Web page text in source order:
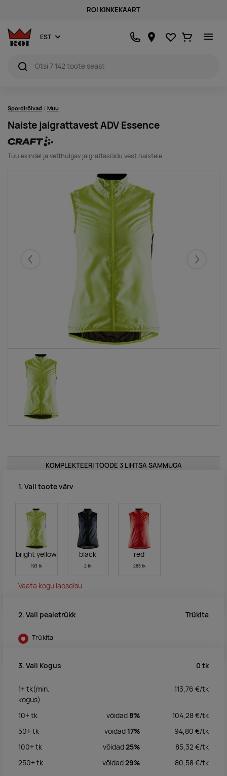
ROI KINKEKAART
EST Lemmikud
Ostukorv
Spordirõivad Muu
Naiste jalgrattavest ADV Essence
Tuulekindel ja vetthülgav jalgrattasõidu vest naistele.
Eelmised
KOMPLEKTEERI TOODE 3 LIHTSA SAMMUGA
1. Vali toote värv
bright yellow
193 tk
black
2 tk
red
285 tk
Vaata kogu laoseisu
2. Vali pealetrükk Trükita
Trükita
3. Vali Kogus 0 tk
1+tk(min.
kogus)
113,76 €/tk
10+tk võidad 8% 104,28€/tk
50+tk võidad 17% 94,80 €/tk
100+tk võidad25% 85,32€/tk
250+tk võidad29% 80,58€/tk